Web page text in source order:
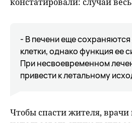
- В печени еще
клетки, однако функция ее
При несвоевременном
привести к летальному
Чтобы спасти жителя,